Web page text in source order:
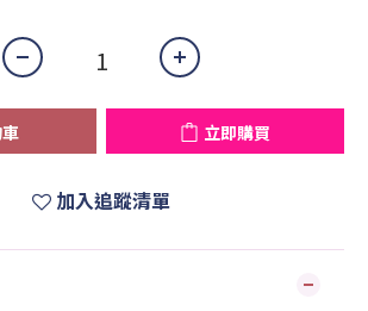
立即購買
加入追蹤清單